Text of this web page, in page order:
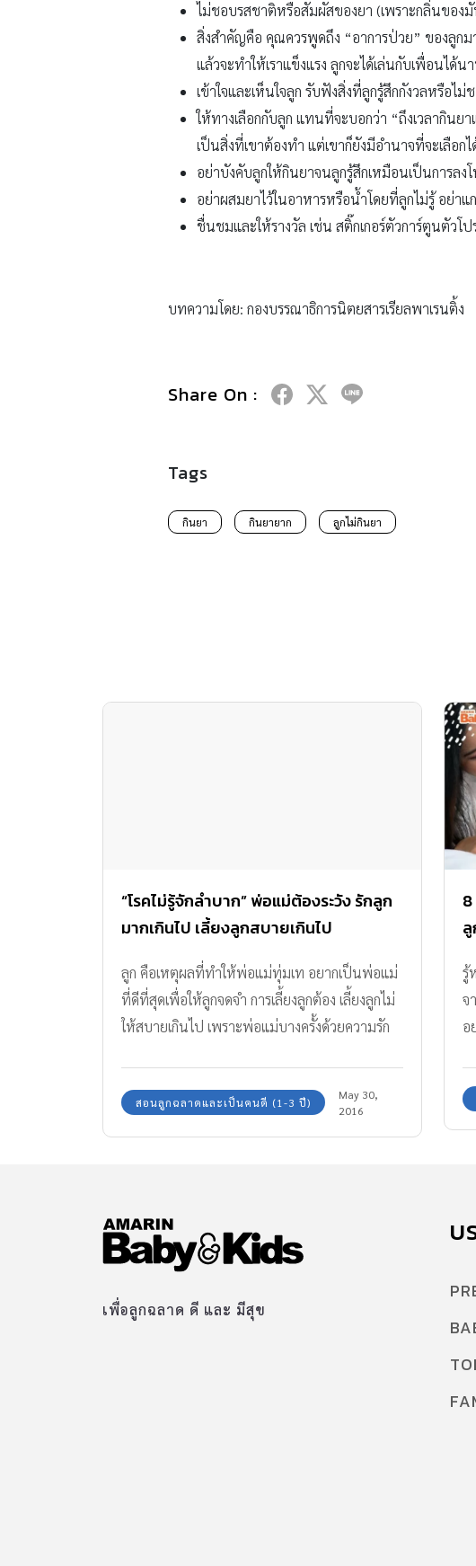
ไม่ชอบรสชาติหรือสัมผัสของยา (เพราะกลิ่นขอ
สิ่งสำคัญคือ คุณควรพูดถึง “อาการป่วย” ของลูกม
แล้วจะทำให้เราแข็งแรง ลูกจะได้เล่นกับเพื่อนไ
เข้าใจและเห็นใจลูก รับฟังสิ่งที่ลูกรู้สึกกังวลหรือไ
ให้ทางเลือกกับลูก แทนที่จะบอกว่า “ถึงเวลากิน
เป็นสิ่งที่เขาต้องทำ แต่เขาก็ยังมีอำนาจที่จะเลือกไ
อย่าบังคับลูกให้กินยาจนลูกรู้สึกเหมือนเป็นการลง
อย่าผสมยาไว้ในอาหารหรือน้ำโดยที่ลูกไม่รู้ อย่า
ชื่นชมและให้รางวัล เช่น สติ๊กเกอร์ตัวการ์ตูนตัวโ
บทความโดย: กองบรรณาธิการนิตยสารเรียลพาเรนติ้ง
Share On :
Tags
กินยา กินยายาก ลูกไม่กินยา
“โรคไม่รู้จักลำบาก” พ่อแม่ต้องระวัง รักลูก
มากเกินไป เลี้ยงลูกสบายเกินไป
ลูก คือเหตุผลที่ทำให้พ่อแม่ทุ่มเท อยากเป็นพ่อแม่
ที่ดีที่สุดเพื่อให้ลูกจดจำ การเลี้ยงลูกต้อง เลี้ยงลูกไม่
ให้สบายเกินไป เพราะพ่อแม่บางครั้งด้วยความรัก
และช่วยเหลือตัวเองได้
สอนลูกฉลาดและเป็นคนดี (1-3 ปี)
May 30,
2016
รู้
จ
อ
เพื่อลูกฉลาด ดี และ มีสุข